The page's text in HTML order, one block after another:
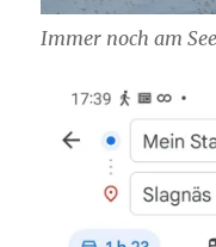
Immer noch am